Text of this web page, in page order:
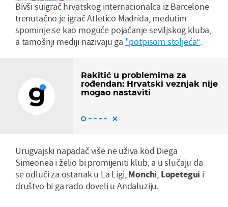
Bivši suigrač hrvatskog internacionalca iz Barcelone
trenutačno je igrač Atletico Madrida, međutim
spominje se kao moguće pojačanje seviljskog kluba,
a tamošnji mediji nazivaju ga "potpisom stoljeća“.
Rakitić u problemima za
rođendan: Hrvatski veznjak nije
mogao nastaviti
Urugvajski napadač više ne uživa kod Diega
Simeonea i želio bi promijeniti klub, a u slučaju da
se odluči za ostanak u La Ligi, Monchi Lopetegui i
društvo bi ga rado doveli u Andaluziju.